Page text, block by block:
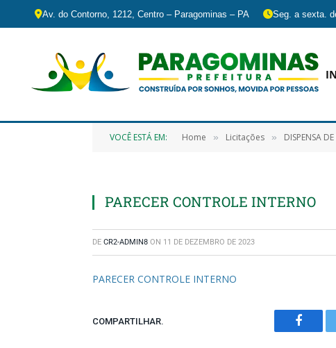
Av. do Contorno, 1212, Centro – Paragominas – PA Seg. a sexta.
VOCÊ ESTÁ EM: Home » Licitações » DISPENSA DE LICITAÇÃO N°
PARECER CONTROLE INTERNO
DE CR2-ADMIN8 ON 11 DE DEZEMBRO DE 2023
PARECER CONTROLE INTERNO
COMPARTILHAR.